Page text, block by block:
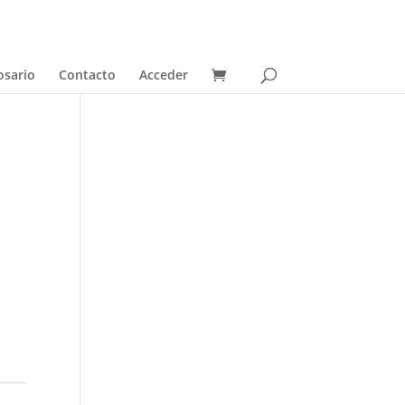
Contacto Acceder